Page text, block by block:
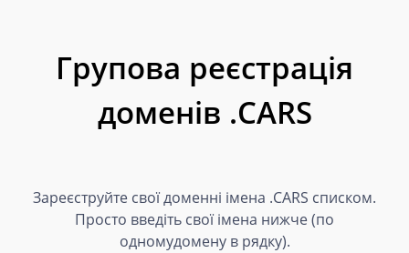
Групова реєстрація
доменів .CARS
Зареєструйте свої доменні імена .CARS списком.
Просто введіть свої імена нижче (по
одномудомену в рядку).